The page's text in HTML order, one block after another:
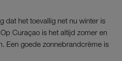
dat het toevallig net nu winter is
Curaçao is het altijd zomer en
Een goede zonnebrandcrème is